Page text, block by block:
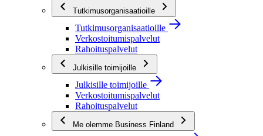
Tutkimusorganisaatioille
Tutkimusorganisaatioille
Verkostoitumispalvelut
Rahoituspalvelut
Julkisille toimijoille
Julkisille toimijoille
Verkostoitumispalvelut
Rahoituspalvelut
Me olemme Business Finland